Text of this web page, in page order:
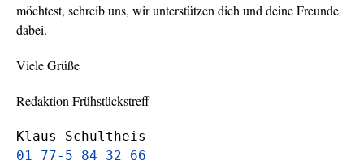
möchtest, schreib uns, wir unterstützen dich und deine Freunde
dabei.
Viele Grüße
Redaktion Frühstückstreff
Klaus Schultheis
01 77-5 84 32 66